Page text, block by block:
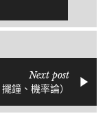
Next post
鐘、機率論）